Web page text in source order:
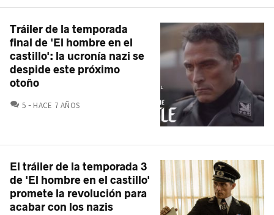
Tráiler de la temporada
final de 'El hombre en el
castillo': la ucronía nazi se
despide este próximo
otoño
5 COMENTARIOS
HACE 7 AÑOS
El tráiler de la temporada 3
de 'El hombre en el castillo'
promete la revolución para
acabar con los nazis